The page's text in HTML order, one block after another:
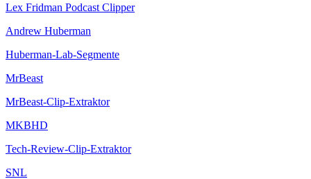
Lex Fridman Podcast Clipper
Andrew Huberman
Huberman-Lab-Segmente
MrBeast
MrBeast-Clip-Extraktor
MKBHD
Tech-Review-Clip-Extraktor
SNL